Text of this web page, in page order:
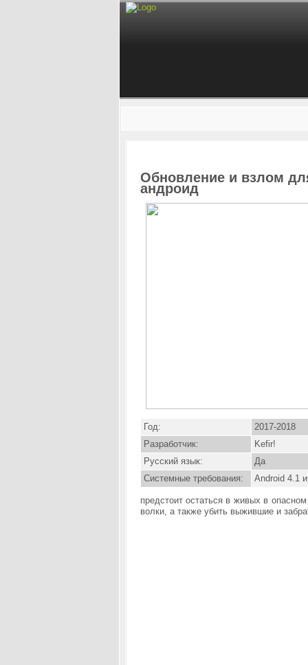
Обновление и взлом
андроид
Год:
2017-2018
Разработчик:
Kefir!
Русский язык:
Да
Системные требования:
Android 4.1
предстоит остаться в живых в
волки, а также убить выжившие и